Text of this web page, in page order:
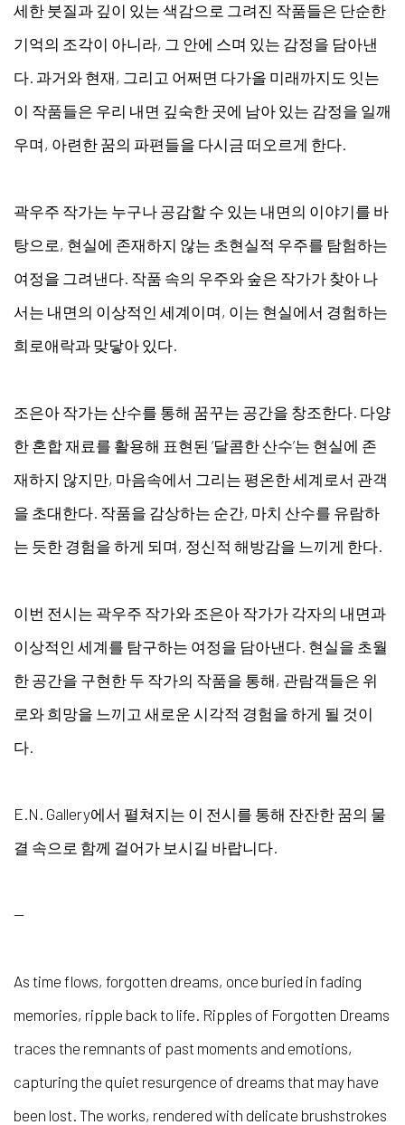
세한 붓질과 깊이 있는 색감으로 그려진 작품들은 단순한
기억의 조각이 아니라, 그 안에 스며 있는 감정을 담아낸
다. 과거와 현재, 그리고 어쩌면 다가올 미래까지도 잇는
이 작품들은 우리 내면 깊숙한 곳에 남아 있는 감정을 일깨
우며, 아련한 꿈의 파편들을 다시금 떠오르게 한다.
곽우주 작가는 누구나 공감할 수 있는 내면의 이야기를 바
탕으로, 현실에 존재하지 않는 초현실적 우주를 탐험하는
여정을 그려낸다. 작품 속의 우주와 숲은 작가가 찾아 나
서는 내면의 이상적인 세계이며, 이는 현실에서 경험하는
희로애락과 맞닿아 있다.
조은아 작가는 산수를 통해 꿈꾸는 공간을 창조한다. 다양
한 혼합 재료를 활용해 표현된 ‘달콤한 산수’는 현실에 존
재하지 않지만, 마음속에서 그리는 평온한 세계로서 관객
을 초대한다. 작품을 감상하는 순간, 마치 산수를 유람하
는 듯한 경험을 하게 되며, 정신적 해방감을 느끼게 한다.
이번 전시는 곽우주 작가와 조은아 작가가 각자의 내면과
이상적인 세계를 탐구하는 여정을 담아낸다. 현실을 초월
한 공간을 구현한 두 작가의 작품을 통해, 관람객들은 위
로와 희망을 느끼고 새로운 시각적 경험을 하게 될 것이
다.
E.N. Gallery에서 펼쳐지는 이 전시를 통해 잔잔한 꿈의 물
결 속으로 함께 걸어가 보시길 바랍니다.
—
As time flows, forgotten dreams, once buried in fading
memories, ripple back to life. Ripples of Forgotten Dreams
traces the remnants of past moments and emotions,
capturing the quiet resurgence of dreams that may have
been lost. The works, rendered with delicate brushstrokes